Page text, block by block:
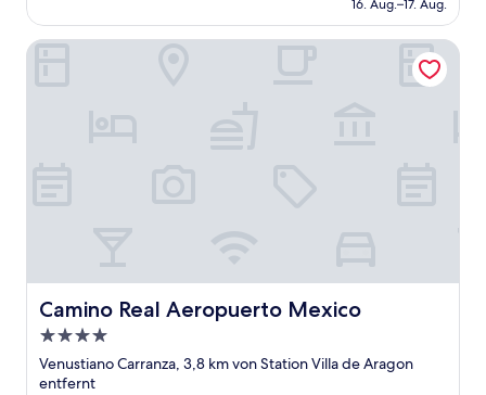
Bewertungen)
16. Aug.–17. Aug.
Camino Real Aeropuerto Mexico
Camino Real Aeropuerto Mexico
4.0-
Sterne-
Unterkunft
Venustiano Carranza, 3,8 km von Station Villa de Aragon
entfernt
Camino Real Aeropuerto Mexico